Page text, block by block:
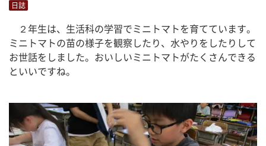
日誌
２年生は、生活科の学習でミニトマトを育てています。
ミニトマトの苗の様子を観察したり、水やりをしたりして
お世話をしました。おいしいミニトマトがたくさんできる
といいですね。